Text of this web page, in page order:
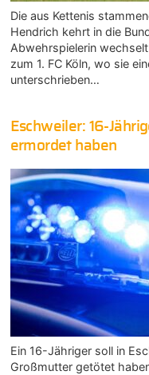
Die aus Kettenis
Hendrich kehrt in die
Abwehrspielerin
zum 1. FC Köln, wo sie
unterschrieben…
Eschweiler: 16-
ermordet haben
Ein 16-Jähriger soll in
Großmutter getötet